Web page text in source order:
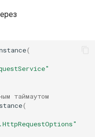
(
таймаутом
(